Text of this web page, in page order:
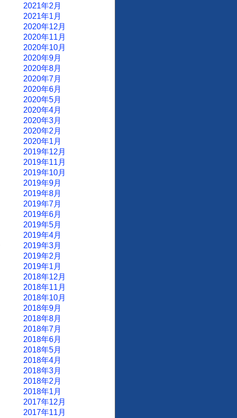
2021年2月
2021年1月
2020年12月
2020年11月
2020年10月
2020年9月
2020年8月
2020年7月
2020年6月
2020年5月
2020年4月
2020年3月
2020年2月
2020年1月
2019年12月
2019年11月
2019年10月
2019年9月
2019年8月
2019年7月
2019年6月
2019年5月
2019年4月
2019年3月
2019年2月
2019年1月
2018年12月
2018年11月
2018年10月
2018年9月
2018年8月
2018年7月
2018年6月
2018年5月
2018年4月
2018年3月
2018年2月
2018年1月
2017年12月
2017年11月